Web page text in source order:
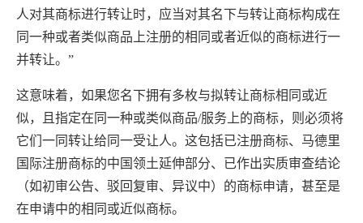
人对其商标进行转让时，应当对其名下与转让商标构成在
同一种或者类似商品上注册的相同或者近似的商标进行一
并转让。”
这意味着，如果您名下拥有多枚与拟转让商标相同或近
似，且指定在同一种或类似商品/服务上的商标，则必须将
它们一同转让给同一受让人。这包括已注册商标、马德里
国际注册商标的中国领土延伸部分、已作出实质审查结论
（如初审公告、驳回复审、异议中）的商标申请，甚至是
在申请中的相同或近似商标。